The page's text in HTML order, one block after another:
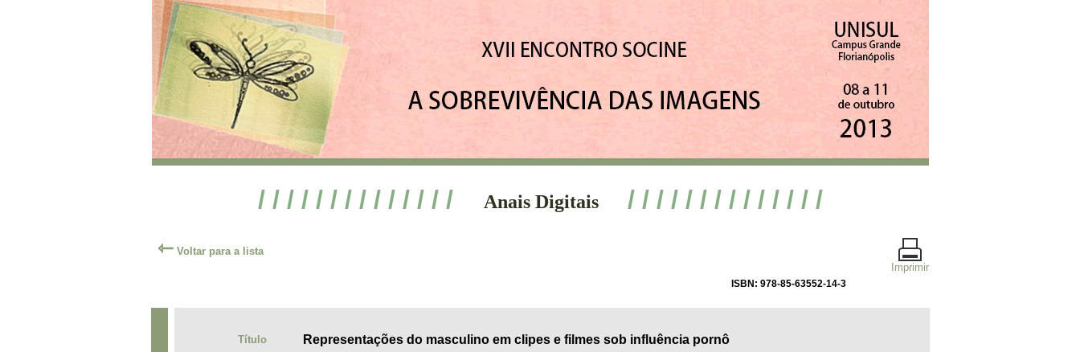
/ / / / / / / / / / / / / / Anais Digitais / / / / / / / / / / / / / /
⇽Voltar para a lista
Imprimir
ISBN: 978-85-63552-14-3
Título Representações do masculino em clipes e filmes sob influência pornô